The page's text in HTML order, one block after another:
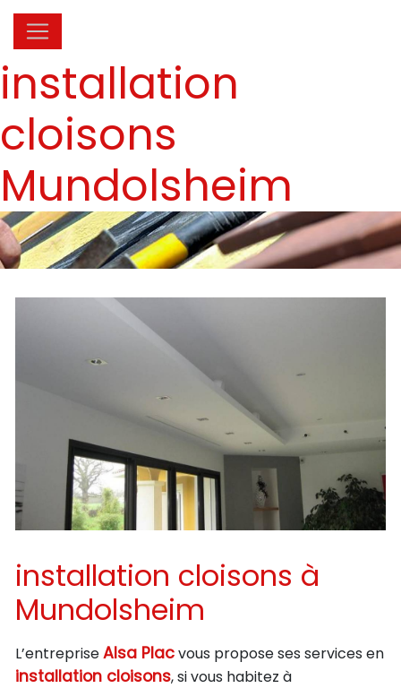
installation
cloisons
Mundolsheim
installation cloisons à
Mundolsheim
L’entrepriseAlsa Placvous propose ses services en
installation cloisons, si vous habitez à
Panneau de gestion des cookies